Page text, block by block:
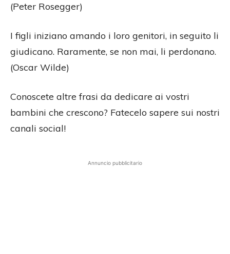
(Peter Rosegger)
I figli iniziano amando i loro genitori, in seguito li
giudicano. Raramente, se non mai, li perdonano.
(Oscar Wilde)
Conoscete altre frasi da dedicare ai vostri
bambini che crescono? Fatecelo sapere sui nostri
canali social!
Annuncio pubblicitario